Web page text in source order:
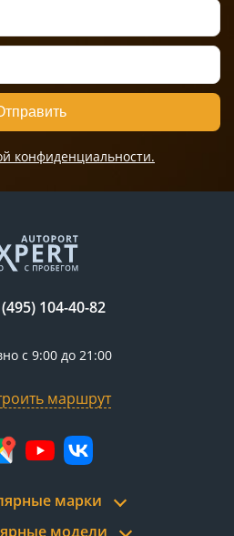
конфиденциальности.
104-40-82
с 9:00 до 21:00
маршрут
марки
модели